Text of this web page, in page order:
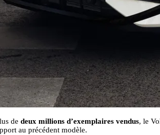
de deux millions d’exemplaires vendus, le
au précédent modèle.